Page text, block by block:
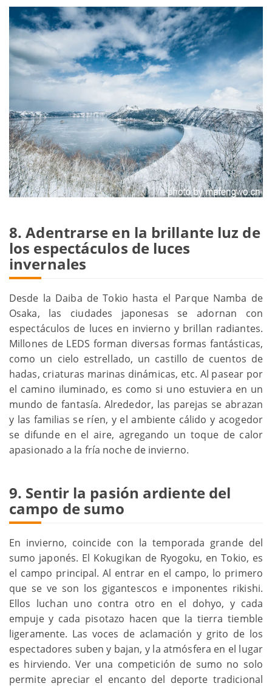
8. Adentrarse en la brillante luz de
los espectáculos de luces
invernales
Desde la Daiba de Tokio hasta el Parque Namba de
Osaka, las ciudades japonesas se adornan con
espectáculos de luces en invierno y brillan radiantes.
Millones de LEDS forman diversas formas fantásticas,
como un cielo estrellado, un castillo de cuentos de
hadas, criaturas marinas dinámicas, etc. Al pasear por
el camino iluminado, es como si uno estuviera en un
mundo de fantasía. Alrededor, las parejas se abrazan
y las familias se ríen, y el ambiente cálido y acogedor
se difunde en el aire, agregando un toque de calor
apasionado a la fría noche de invierno.
9. Sentir la pasión ardiente del
campo de sumo
En invierno, coincide con la temporada grande del
sumo japonés. El Kokugikan de Ryogoku, en Tokio, es
el campo principal. Al entrar en el campo, lo primero
que se ve son los gigantescos e imponentes rikishi.
Ellos luchan uno contra otro en el dohyo, y cada
empuje y cada pisotazo hacen que la tierra tiemble
ligeramente. Las voces de aclamación y grito de los
espectadores suben y bajan, y la atmósfera en el lugar
es hirviendo. Ver una competición de sumo no solo
permite apreciar el encanto del deporte tradicional